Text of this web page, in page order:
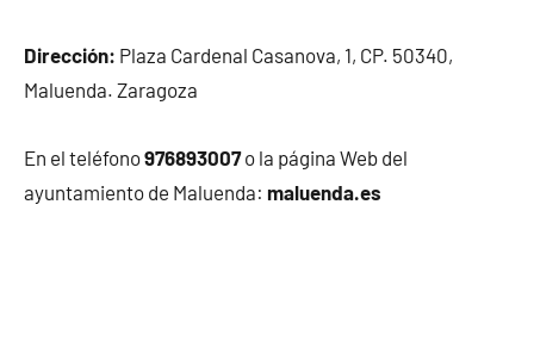
Dirección: Plaza Cardenal Casanova, 1, CP. 50340,
Maluenda. Zaragoza
En el teléfono976893007o la página Web del
ayuntamiento de Maluenda: maluenda.es